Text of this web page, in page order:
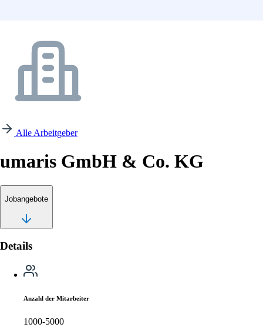
Alle Arbeitgeber
umaris GmbH & Co. KG
Jobangebote
Details
Anzahl der Mitarbeiter
1000-5000